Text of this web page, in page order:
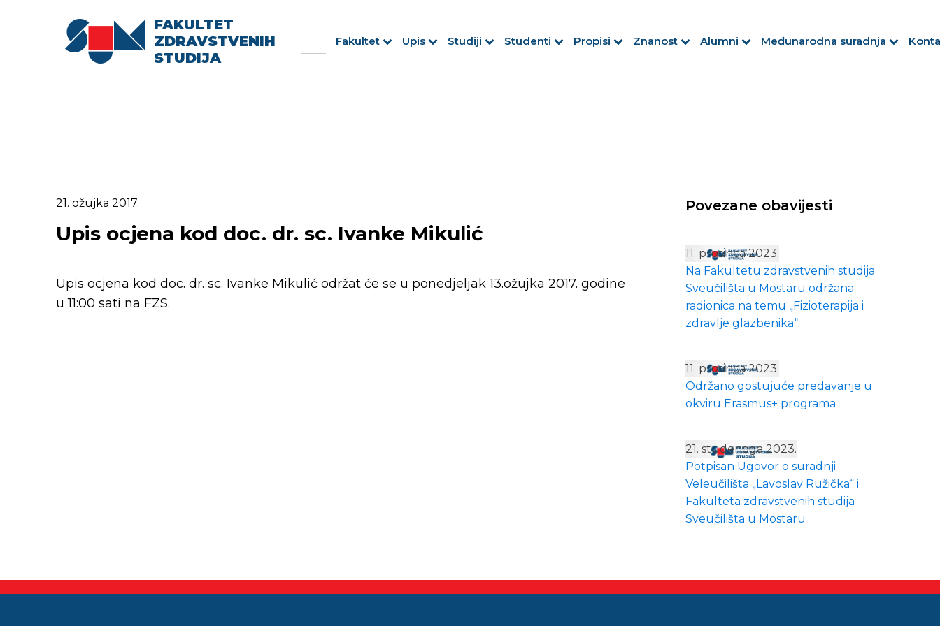
FAKULTET
ZDRAVSTVENIH
STUDIJA
for:
Fakultet Upis Studiji Studenti Propisi Znanost Alumni Međunarodna suradnja
21. ožujka 2017.
Upis ocjena kod doc. dr. sc. Ivanke Mikulić
Upis ocjena kod doc. dr. sc. Ivanke Mikulić održat će se u ponedjeljak 13.ožujka 2017. godine
u 11:00 sati na FZS.
Povezane obavijesti
11. prosinca 2023.
Na Fakultetu zdravstvenih studija
Sveučilišta u Mostaru održana
radionica na temu „Fizioterapija i
zdravlje glazbenika“.
11. prosinca 2023.
Održano gostujuće predavanje u
okviru Erasmus+ programa
21. studenoga 2023.
Potpisan Ugovor o suradnji
Veleučilišta „Lavoslav Ružička“ i
Fakulteta zdravstvenih studija
Sveučilišta u Mostaru